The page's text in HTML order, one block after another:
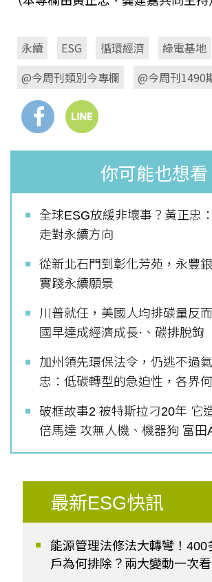
永續 ESG 循環經濟 綠電基地
@今周刊類別今專欄
@今周刊1490
你可能也想看
全球ESG放緩非壞事？黃正忠
走對永續方向
從新北石門到彰化芳苑，永豐
實踐永續願景
川普就任，美國人均排碳量反
國早達成經濟成長·、碳排脫鉤
加州領先環保法令，仍逃不過
忠：低碳轉型的急迫性，各界
破框故事2 被特斯拉刁20年 它
倍馬達 攻無人機、機器狗 富田
最新ESG快訊
能源管理法修法大轉彎！400
戶為何排除？兩大變動一次看